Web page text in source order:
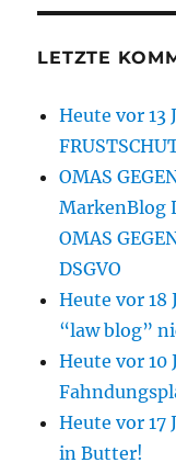
LETZTE
Heute vor 13
OMAS
MarkenBlog
OMAS
DSGVO
Heute vor
“law blog”
Heute vor
Heute vor 17
in Butter!